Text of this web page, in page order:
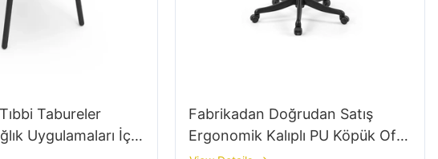
Tabureler
Uygulamaları İçin
Fabrikadan Doğrudan Satış
Ergonomik Kalıplı PU Köpük Ofis